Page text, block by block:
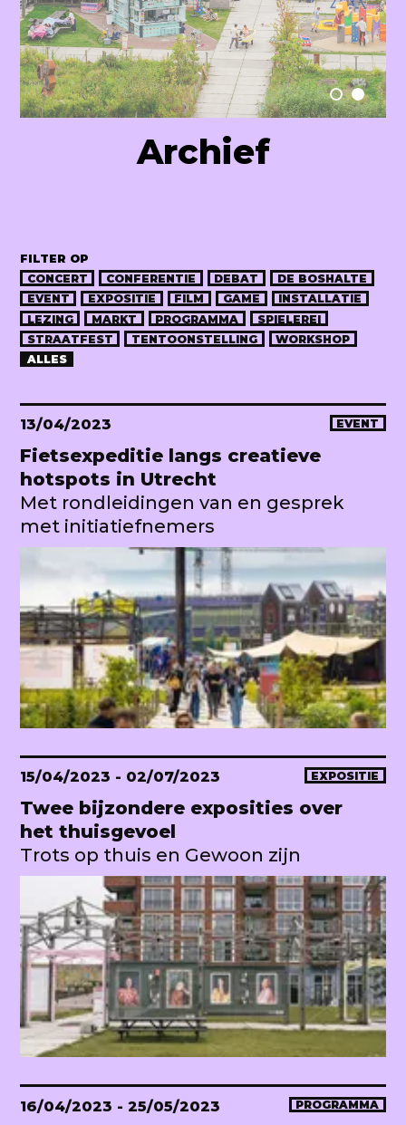
Raum Lab
Archief
FILTER OP
CONCERT
CONFERENTIE DEBAT
DE BOSHALTE
EVENT
EXPOSITIE FILM GAME
INSTALLATIE
LEZING
MARKT PROGRAMMA
SPIELEREI
STRAATFEST
TENTOONSTELLING
WORKSHOP
ALLES
13/04/2023 EVENT
Fietsexpeditie langs creatieve
hotspots in Utrecht
Met rondleidingen van en gesprek
met initiatiefnemers
15/04/2023 - 02/07/2023 EXPOSITIE
Twee bijzondere exposities over
het thuisgevoel
Trots op thuis en Gewoon zijn
16/04/2023 - 25/05/2023 PROGRAMMA